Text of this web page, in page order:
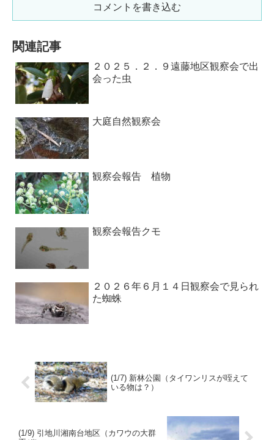
コメントを書き込む
関連記事
２０２５．２．９遠藤地区観察会で出
会った虫
大庭自然観察会
観察会報告 植物
観察会報告クモ
２０２６年６月１４日観察会で見られ
た蜘蛛
(1/7) 新林公園（タイワンリスが咥えて
いる物は？）
(1/9) 引地川湘南台地区（カワウの大群